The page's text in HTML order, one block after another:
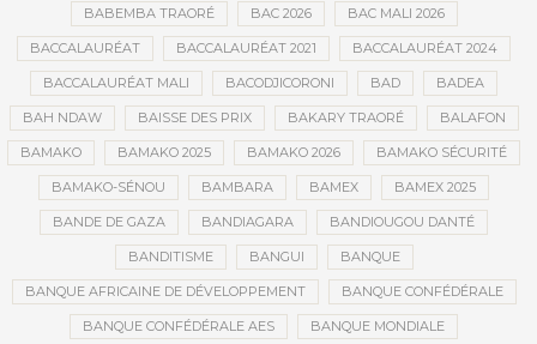
BABEMBA TRAORÉ BAC 2026 BAC MALI 2026
BACCALAURÉAT BACCALAURÉAT 2021 BACCALAURÉAT 2024
BACCALAURÉAT MALI BACODJICORONI BAD BADEA
BAH NDAW BAISSE DES PRIX BAKARY TRAORÉ BALAFON
BAMAKO BAMAKO 2025 BAMAKO 2026 BAMAKO SÉCURITÉ
BAMAKO-SÉNOU BAMBARA BAMEX BAMEX 2025
BANDE DE GAZA BANDIAGARA BANDIOUGOU DANTÉ
BANDITISME BANGUI BANQUE
BANQUE AFRICAINE DE DÉVELOPPEMENT BANQUE CONFÉDÉRALE
BANQUE CONFÉDÉRALE AES BANQUE MONDIALE